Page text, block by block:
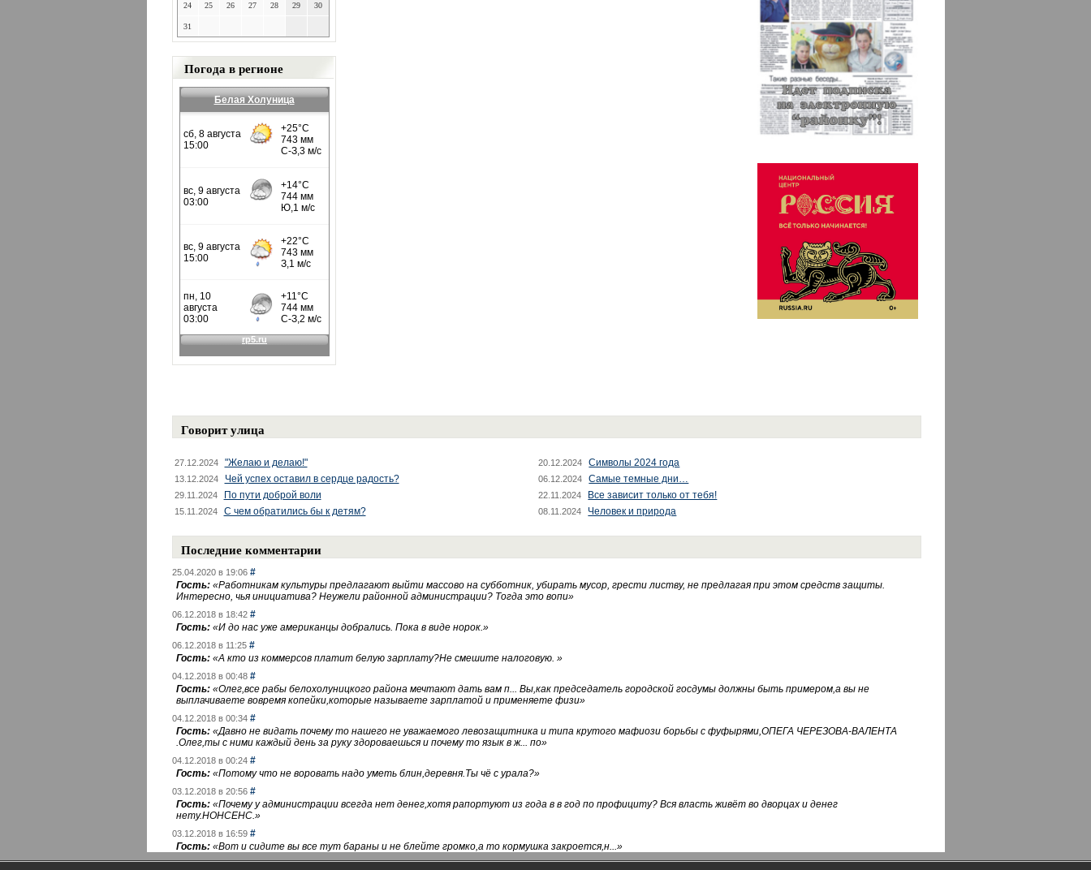
24 25 26 27 28 29 30
31
Погода в регионе
Белая Холуница
Говорит улица
27.12.2024 "Желаю и делаю!" 20.12.2024 Символы 2024 года
13.12.2024 Чей успех оставил в сердце радость? 06.12.2024 Самые темные дни…
29.11.2024 По пути доброй воли 22.11.2024 Все зависит только от тебя!
15.11.2024 С чем обратились бы к детям? 08.11.2024 Человек и природа
Последние комментарии
25.04.2020 в 19:06 #
Гость: «Работникам культуры предлагают выйти массово на субботник, убирать мусор, грести листву, не предлагая при этом средств защиты.
Интересно, чья инициатива? Неужели районной администрации? Тогда это вопи»
06.12.2018 в 18:42 #
Гость: «И до нас уже американцы добрались. Пока в виде норок.»
06.12.2018 в 11:25 #
Гость: «А кто из коммерсов платит белую зарплату?Не смешите налоговую. »
04.12.2018 в 00:48 #
Гость: «Олег,все рабы белохолуницкого района мечтают дать вам п... Вы,как председатель городской госдумы должны быть примером,а вы не
выплачиваете вовремя копейки,которые называете зарплатой и применяете физи»
04.12.2018 в 00:34 #
Гость: «Давно не видать почему то нашего не уважаемого левозащитника и типа крутого мафиози борьбы с фуфырями,ОПЕГА ЧЕРЕЗОВА-ВАЛЕНТА
.Олег,ты с ними каждый день за руку здороваешься и почему то язык в ж... по»
04.12.2018 в 00:24 #
Гость: «Потому что не воровать надо уметь блин,деревня.Ты чё с урала?»
03.12.2018 в 20:56 #
Гость: «Почему у администрации всегда нет денег,хотя рапортуют из года в в год по профициту? Вся власть живёт во дворцах и денег
нету.НОНСЕНС.»
03.12.2018 в 16:59 #
Гость: «Вот и сидите вы все тут бараны и не блейте громко,а то кормушка закроется,н...»